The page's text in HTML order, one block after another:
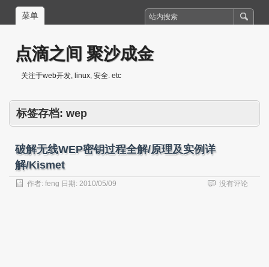
菜单
点滴之间 聚沙成金
关注于web开发, linux, 安全. etc
标签存档: wep
破解无线WEP密钥过程全解/原理及实例详
解/Kismet
作者: feng 日期: 2010/05/09 没有评论